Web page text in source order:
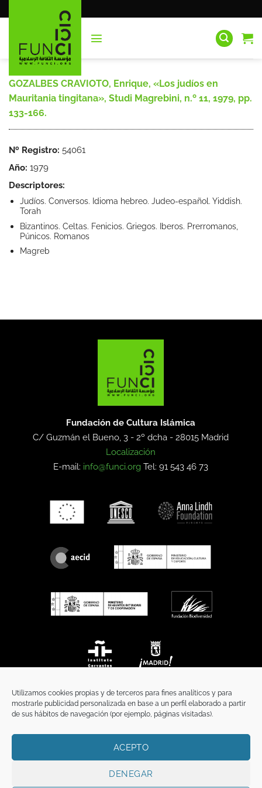
Utilizamos cookies propias y de terceros para fines analíticos y para
mostrarle publicidad personalizada en base a un perfil elaborado a partir
de sus hábitos de navegación (por ejemplo, páginas visitadas).
ACEPTO
DENEGAR
al
GOZALBES CRAVIOTO, Enrique, «Los judíos en
Mauritania tingitana», Studi Magrebini, n.º 11, 1979, pp.
133-166.
Nº Registro: 54061
Año: 1979
Descriptores:
Judíos. Conversos. Idioma hebreo. Judeo-español. Yiddish.
Torah
Bizantinos. Celtas. Fenicios. Griegos. Iberos. Prerromanos,
Púnicos. Romanos
Magreb
Fundación de Cultura Islámica
C/ Guzmán el Bueno, 3 - 2º dcha -28015 Madrid
Localización
E-mail: info@funci.org Tel: 91 543 46 73
TÉRMINOS Y CONDICIONES